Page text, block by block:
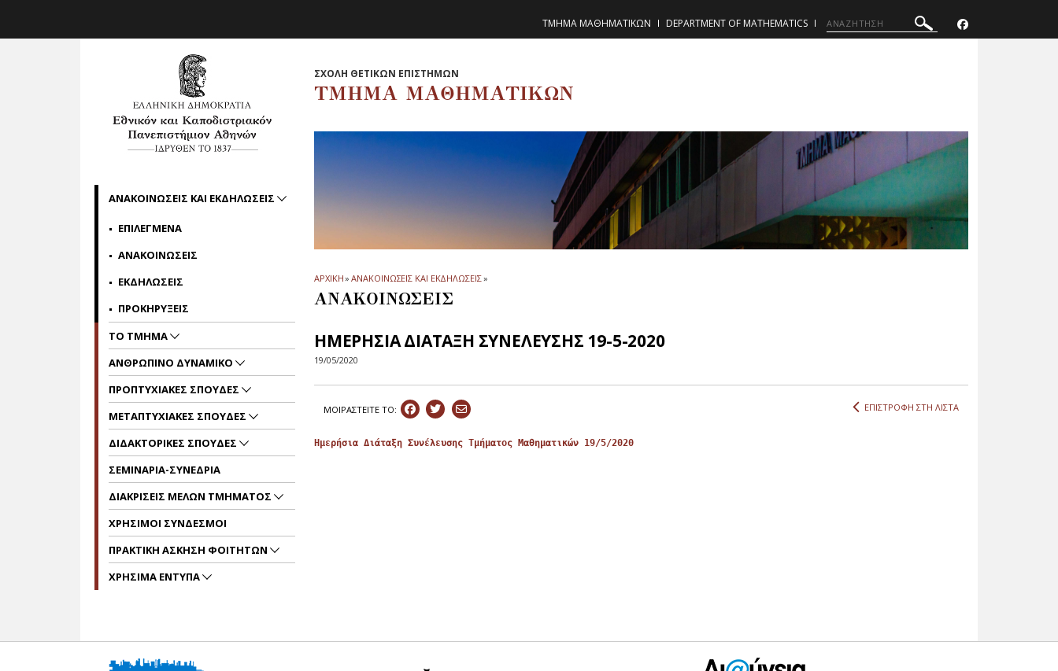
ΤΜΗΜΑ ΜΑΘΗΜΑΤΙΚΩΝ DEPARTMENT OF MATHEMATICS
ΣΧΟΛΗ ΘΕΤΙΚΩΝ ΕΠΙΣΤΗΜΩΝ
ΤΜΗΜΑ ΜΑΘΗΜΑΤΙΚΩΝ
ΑΡΧΙΚΗ» ΑΝΑΚΟΙΝΩΣΕΙΣ ΚΑΙ ΕΚΔΗΛΩΣΕΙΣ»
ΑΝΑΚΟΙΝΩΣΕΙΣ
ΗΜΕΡΗΣΙΑ ΔΙΑΤΑΞΗ ΣΥΝΕΛΕΥΣΗΣ 19-5-2020
19/05/2020
ΜΟΙΡΑΣΤEIΤΕ ΤΟ: ΕΠΙΣΤΡΟΦΗ ΣΤΗ ΛΙΣΤΑ
Ημερήσια Διάταξη Συνέλευσης Τμήματος Μαθηματικών 19/5/2020
ΑΝΑΚΟΙΝΩΣΕΙΣ ΚΑΙ ΕΚΔΗΛΩΣΕΙΣ
ΕΠΙΛΕΓΜΕΝΑ
ΑΝΑΚΟΙΝΩΣΕΙΣ
ΕΚΔΗΛΩΣΕΙΣ
ΠΡΟΚΗΡΥΞΕΙΣ
ΤΟ ΤΜΗΜΑ
ΑΝΘΡΩΠΙΝΟ ΔΥΝΑΜΙΚΟ
ΠΡΟΠΤΥΧΙΑΚΕΣ ΣΠΟΥΔΕΣ
ΜΕΤΑΠΤΥΧΙΑΚΕΣ ΣΠΟΥΔΕΣ
ΔΙΔΑΚΤΟΡΙΚΕΣ ΣΠΟΥΔΕΣ
ΣΕΜΙΝΑΡΙΑ-ΣΥΝΕΔΡΙΑ
ΔΙΑΚΡΙΣΕΙΣ ΜΕΛΩΝ ΤΜΗΜΑΤΟΣ
ΧΡΗΣΙΜΟΙ ΣΥΝΔΕΣΜΟΙ
ΠΡΑΚΤΙΚΗ ΑΣΚΗΣΗ ΦΟΙΤΗΤΩΝ
ΧΡΗΣΙΜΑ ΕΝΤΥΠΑ